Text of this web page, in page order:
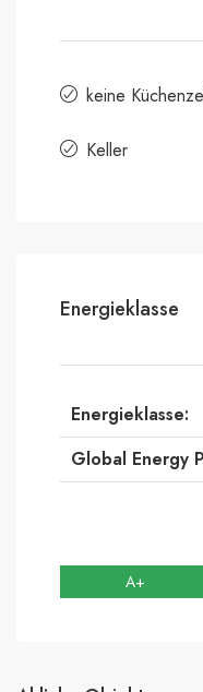
keine
Keller
Energieklasse
Energieklasse:
Global Energy
A+